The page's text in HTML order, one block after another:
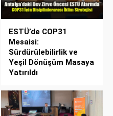
ESTÜ’de COP31
Mesaisi:
Sürdürülebilirlik ve
Yeşil Dönüşüm Masaya
Yatırıldı